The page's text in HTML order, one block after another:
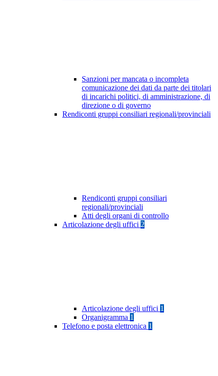
Sanzioni per mancata o incompleta
comunicazione dei dati da parte dei titolari
di incarichi politici, di amministrazione, di
direzione o di governo
Rendiconti gruppi consiliari regionali/provinciali
Rendiconti gruppi consiliari
regionali/provinciali
Atti degli organi di controllo
Articolazione degli uffici 2
Articolazione degli uffici 1
Organigramma 1
Telefono e posta elettronica 1